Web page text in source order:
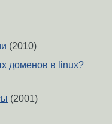
(2010)
доменов в linux?
(2001)